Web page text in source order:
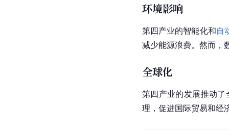
环境影响
第四产业的智能化和自
减少能源浪费。然而，
全球化
第四产业的发展推动
理，促进国际贸易和经